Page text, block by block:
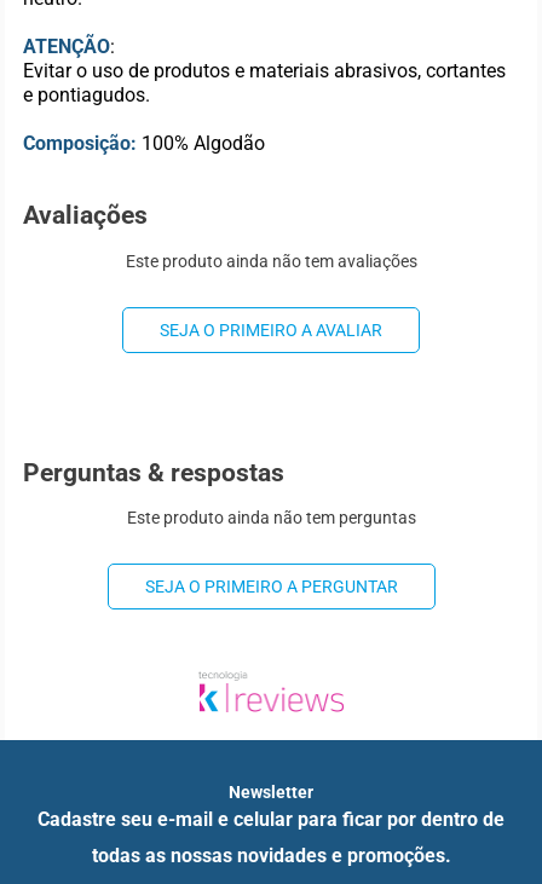
ATENÇÃO:
Evitar o uso de produtos e materiais abrasivos, cortantes
e pontiagudos.
Composição: 100% Algodão
Avaliações
Este produto ainda não tem avaliações
SEJA O PRIMEIRO A AVALIAR
Perguntas & respostas
Este produto ainda não tem perguntas
SEJA O PRIMEIRO A PERGUNTAR
Newsletter
Cadastre seu e-mail e celular para ficar por dentro de
todas as nossas novidades e promoções.